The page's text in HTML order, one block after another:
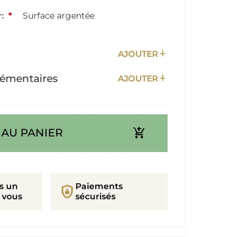
* Surface argentée
AJOUTERadd
AJOUTERadd
PANIER add_shopping_cart
un
shield_lock Paiements
sécurisés